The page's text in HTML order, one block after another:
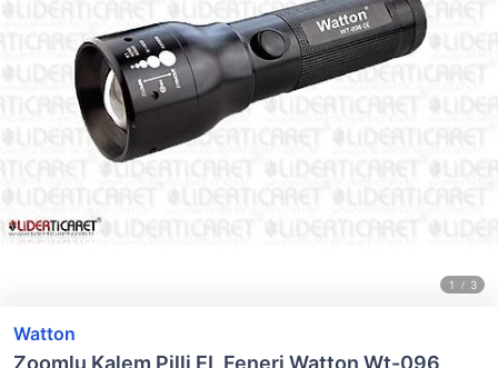
Watton
Zoomlu Kalem Pilli EL Feneri Watton Wt-096